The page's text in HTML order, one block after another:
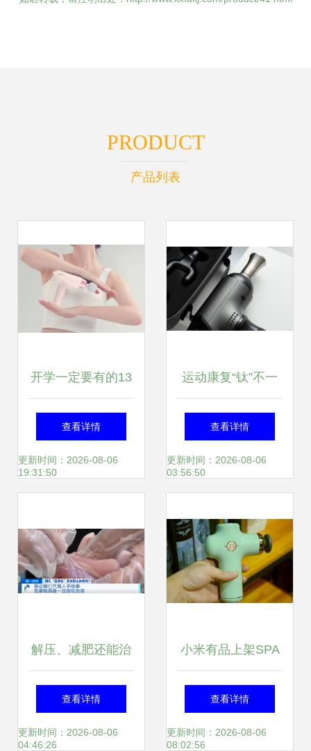
PRODUCT
产品列表
开学一定要有的13
款省心高颜值好物
查看详情
更新时间：2026-08-06
19:31:50
运动康复“钛”不一
样 倍益康Ti Pro筋
膜枪深度图赏
查看详情
更新时间：2026-08-06
03:56:50
解压、减肥还能治
病？这种网红“神
器”突然火了，真有
查看详情
更新时间：2026-08-06
04:46:26
小米有品上架SPA
级新品 颜值范野小
兽筋膜枪，直达肌
查看详情
更新时间：2026-08-06
08:02:56